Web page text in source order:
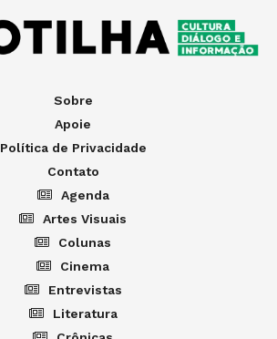
Sobre
Apoie
Política de Privacidade
Contato
Agenda
Artes Visuais
Colunas
Cinema
Entrevistas
Literatura